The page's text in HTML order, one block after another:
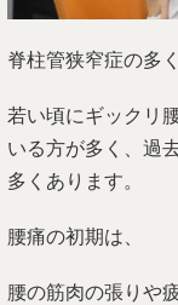
脊柱管狭窄症の多
若い頃にギックリ
いる方が多く、過
多くあります。
腰痛の初期は、
腰の筋肉の張りや